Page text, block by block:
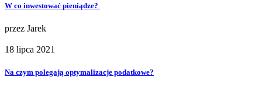
W co inwestować pieniądze?
przez Jarek
18 lipca 2021
Na czym polegają optymalizacje podatkowe?